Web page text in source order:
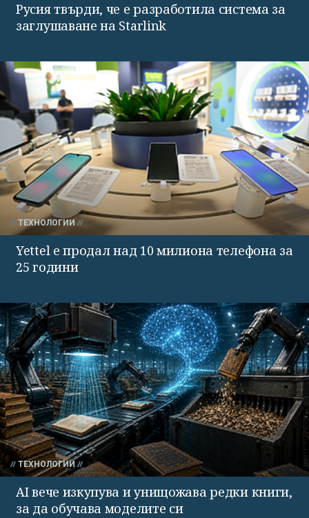
Русия твърди, че е разработила система за
заглушаване на Starlink
ТЕХНОЛОГИИ
Yettel е продал над 10 милиона телефона за
25 години
ТЕХНОЛОГИИ
AI вече изкупува и унищожава редки книги,
за да обучава моделите си